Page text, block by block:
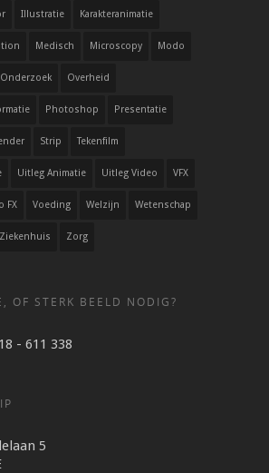
Illustratie Karakteranimatie
Medisch Microscopy Modo
Onderzoek Overheid
Photoshop Presentatie
Strip Tekenfilm
Uitleg Animatie Uitleg Video VFX
FX Voeding Welzijn Wetenschap
Ziekenhuis Zorg
OF STERK BEELD NODIG?
- 611 338
5